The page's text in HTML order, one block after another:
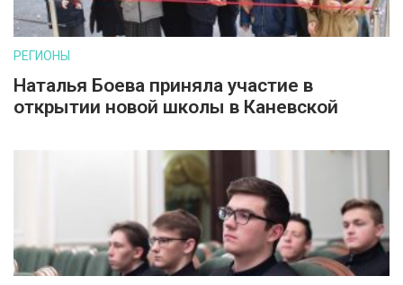
РЕГИОНЫ
Наталья Боева приняла участие в
открытии новой школы в Каневской